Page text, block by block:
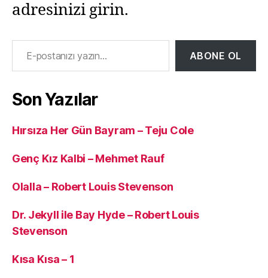
adresinizi girin.
E-postanızı yazın…
ABONE OL
Son Yazılar
Hırsıza Her Gün Bayram – Teju Cole
Genç Kız Kalbi – Mehmet Rauf
Olalla – Robert Louis Stevenson
Dr. Jekyll ile Bay Hyde – Robert Louis
Stevenson
Kısa Kısa – 1